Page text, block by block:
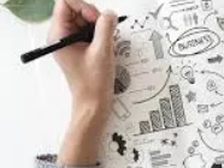
Article sur la Société de
Référencement : Votre Allié
Optimale en Ligne De nos
est essentiel pour toute
prospérer dans un
constante évolution. C’est là
de référencement, un